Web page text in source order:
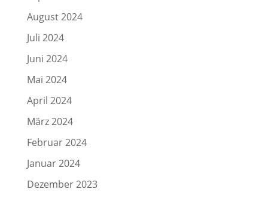
August 2024
Juli 2024
Juni 2024
Mai 2024
April 2024
März 2024
Februar 2024
Januar 2024
Dezember 2023